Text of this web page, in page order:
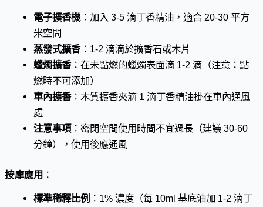
電子擴香機 ：加入 3-5 滴丁香精油，適合 20-30 平方
米空間
蒸發式擴香：1-2 滴滴於擴香石或木片
蠟燭擴香：在未點燃的蠟燭表面滴 1-2 滴（注意：點
燃時不可添加）
車內擴香：木質擴香夾滴 1 滴丁香精油掛在車內通風
處
注意事項：密閉空間使用時間不宜過長（建議 30-60
分鐘），使用後應通風
按摩應用 ：
標準稀釋比例 ：1% 濃度（每 10ml 基底油加 1-2 滴丁